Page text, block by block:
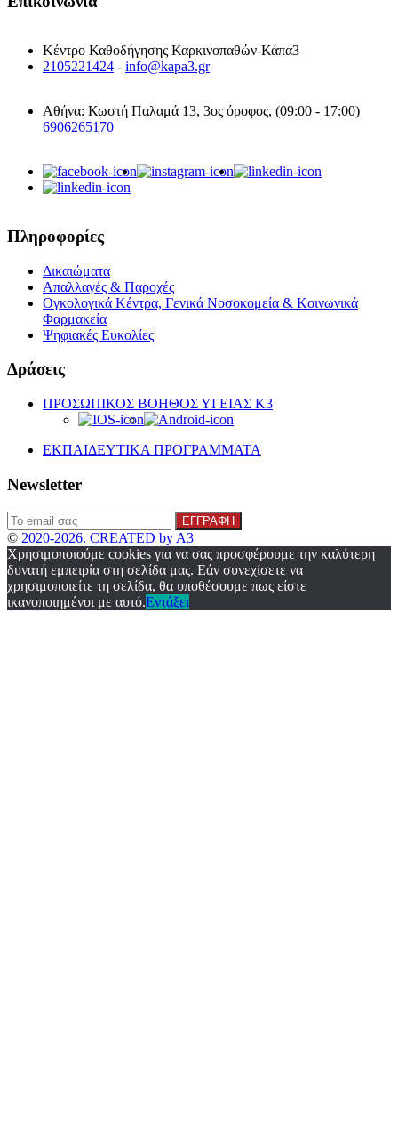
Κέντρο Καθοδήγησης Καρκινοπαθών-Κάπα3
2105221424 - info@kapa3.gr
Αθήνα: Κωστή Παλαμά 13, 3ος όροφος, (09:00 - 17:00)
6906265170
Πληροφορίες
Δικαιώματα
Απαλλαγές & Παροχές
Ογκολογικά Κέντρα, Γενικά Νοσοκομεία & Κοινωνικά
Φαρμακεία
Ψηφιακές Ευκολίες
Δράσεις
ΠΡΟΣΩΠΙΚΟΣ ΒΟΗΘΟΣ ΥΓΕΙΑΣ K3
ΕΚΠΑΙΔΕΥΤΙΚΑ ΠΡΟΓΡΑΜΜΑΤΑ
Newsletter
© 2020-2026. CREATED by A3
Χρησιμοποιούμε cookies για να σας προσφέρουμε την καλύτερη
δυνατή εμπειρία στη σελίδα μας. Εάν συνεχίσετε να
χρησιμοποιείτε τη σελίδα, θα υποθέσουμε πως είστε
ικανοποιημένοι με αυτό.Εντάξει